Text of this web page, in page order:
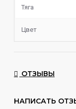
Тяга
Цвет
ОТЗЫВЫ
НАПИСАТЬ